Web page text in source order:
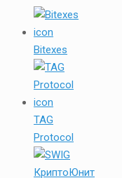
Bitexes
TAG
Protocol